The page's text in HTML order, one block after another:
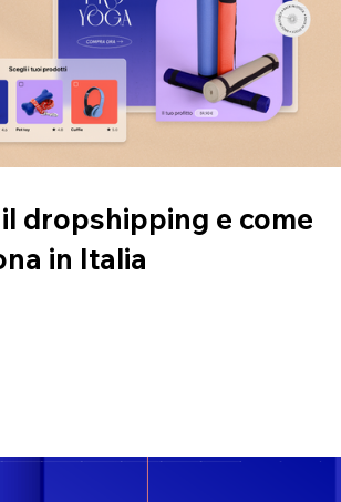
il dropshipping e come
in Italia